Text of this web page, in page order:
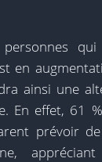
qui
en
ainsi une
En effet, 61
prévoir